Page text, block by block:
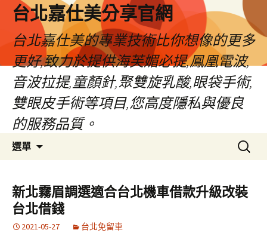
內
台北嘉仕美分享官網
台北嘉仕美的專業技術比你想像的更多
更好,致力於提供海芙媚必提,鳳凰電波,
音波拉提,童顏針,聚雙旋乳酸,眼袋手術,
雙眼皮手術等項目,您高度隱私與優良
的服務品質。
選單
搜
尋
鍵
字:
新北霧眉調選適合台北機車借款升級改裝
台北借錢
2021-05-27 台北免留車